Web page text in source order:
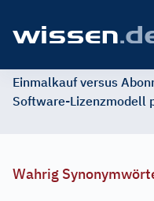
Einmalkauf versus
Software-Lizenzmodell
Wahrig